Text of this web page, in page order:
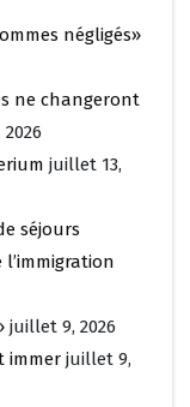
négligés»
ne changeront
juillet 13,
séjours
juillet 9, 2026
immer juillet 9,